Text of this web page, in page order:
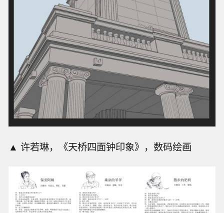
▲ 许若琳，《天桥四面钟印象》，数码绘画